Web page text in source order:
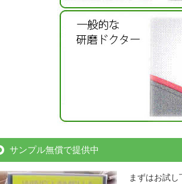
サンプル無償で提供中
まずはお試